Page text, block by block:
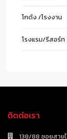
โกดัง /โรงงาน
โรงแรม/รีสอร์ท
ติดต่อเรา
138/88 ซอยสาย